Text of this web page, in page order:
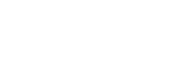
@ 24.02.24 PkULT